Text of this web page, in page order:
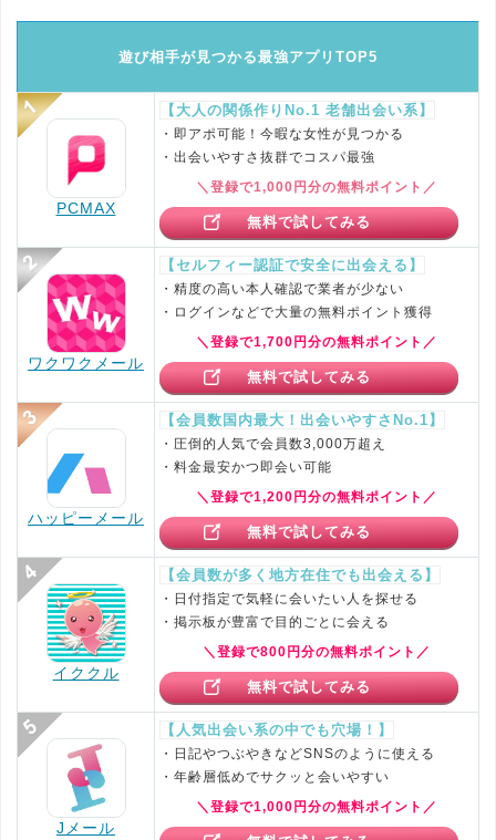
遊び相手が見つかる最強アプリTOP5
PCMAX
【大人の関係作りNo.1 老舗出会い系】
・即アポ可能！今暇な女性が見つかる
・出会いやすさ抜群でコスパ最強
＼登録で1,000円分の無料ポイント／
無料で試してみる
ワクワクメール
【セルフィー認証で安全に出会える】
・精度の高い本人確認で業者が少ない
・ログインなどで大量の無料ポイント獲得
＼登録で1,700円分の無料ポイント／
無料で試してみる
ハッピーメール
【会員数国内最大！出会いやすさNo.1】
・圧倒的人気で会員数3,000万超え
・料金最安かつ即会い可能
＼登録で1,200円分の無料ポイント／
無料で試してみる
イククル
【会員数が多く地方在住でも出会える】
・日付指定で気軽に会いたい人を探せる
・掲示板が豊富で目的ごとに会える
＼登録で800円分の無料ポイント／
無料で試してみる
Jメール
【人気出会い系の中でも穴場！】
・日記やつぶやきなどSNSのように使える
・年齢層低めでサクッと会いやすい
＼登録で1,000円分の無料ポイント／